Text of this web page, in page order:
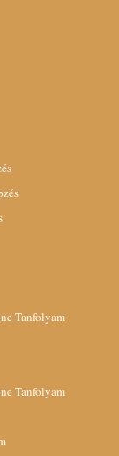
Tanfolyam
Tanfolyam